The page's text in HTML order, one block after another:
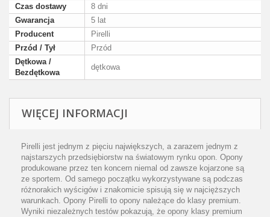
Czas dostawy
8 dni
Gwarancja
5 lat
Producent
Pirelli
Przód / Tył
Przód
Dętkowa /
Bezdętkowa
dętkowa
WIĘCEJ INFORMACJI
Pirelli jest jednym z pięciu największych, a zarazem jednym z
najstarszych przedsiębiorstw na światowym rynku opon. Opony
produkowane przez ten koncern niemal od zawsze kojarzone są
ze sportem. Od samego początku wykorzystywane są podczas
różnorakich wyścigów i znakomicie spisują się w najcięższych
warunkach. Opony Pirelli to opony należące do klasy premium.
Wyniki niezależnych testów pokazują, że opony klasy premium